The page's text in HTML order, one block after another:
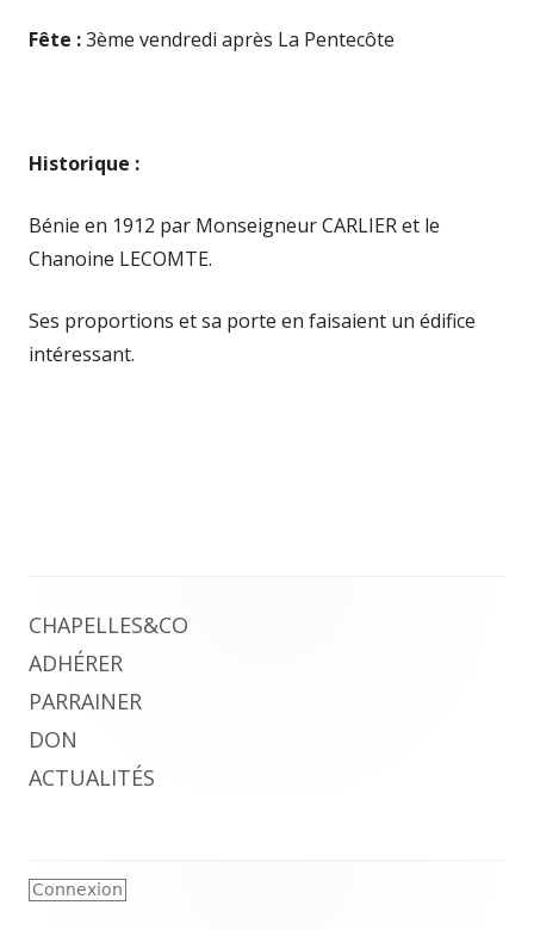
Fête :3ème vendredi après La Pentecôte
Historique :
Bénie en 1912 par Monseigneur CARLIER et le
Chanoine LECOMTE.
Ses proportions et sa porte en faisaient un édifice
intéressant.
Colonne
principale
CHAPELLES&CO
ADHÉRER
PARRAINER
DON
ACTUALITÉS
Contenu
Connexion